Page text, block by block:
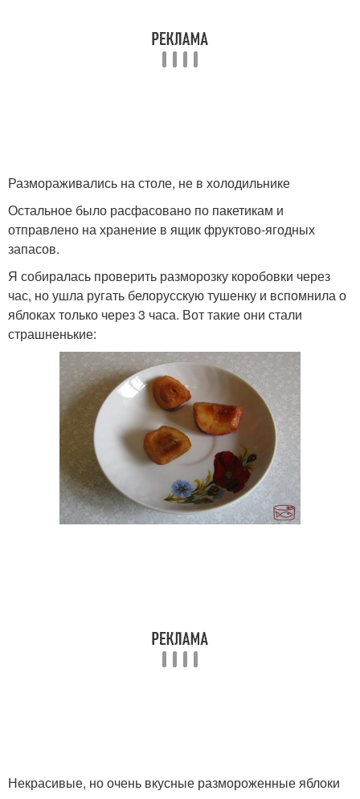
Размораживались на столе, не в холодильнике
Остальное было расфасовано по пакетикам и
отправлено на хранение в ящик фруктово-ягодных
запасов.
Я собиралась проверить разморозку коробовки через
час, но ушла ругать белорусскую тушенку и вспомнила о
яблоках только через 3 часа. Вот такие они стали
страшненькие:
Некрасивые, но очень вкусные размороженные яблоки